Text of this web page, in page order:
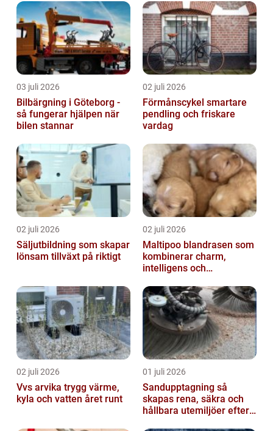
03 juli 2026
Bilbärgning i Göteborg -
så fungerar hjälpen när
bilen stannar
02 juli 2026
Förmånscykel smartare
pendling och friskare
vardag
02 juli 2026
Säljutbildning som skapar
lönsam tillväxt på riktigt
02 juli 2026
Maltipoo blandrasen som
kombinerar charm,
intelligens och
02 juli 2026
Vvs arvika trygg värme,
kyla och vatten året runt
01 juli 2026
Sandupptagning så
skapas rena, säkra och
hållbara utemiljöer efter